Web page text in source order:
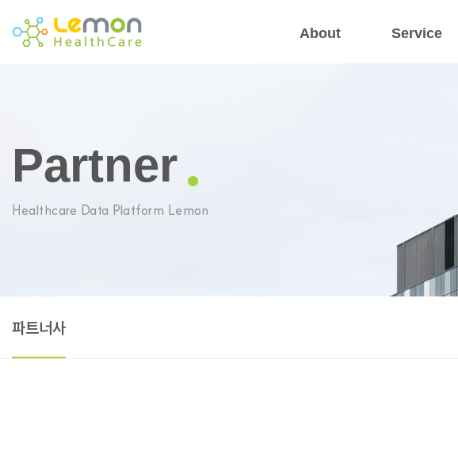
About Service
Partner
Healthcare Data Platform Lemon
파트너사